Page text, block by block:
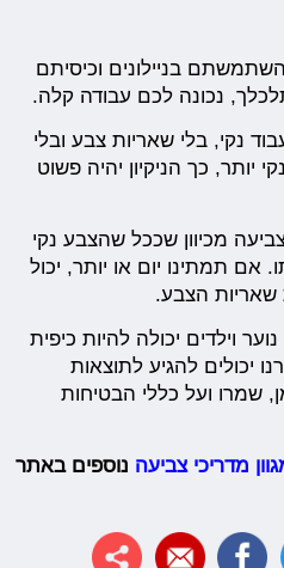
בניילונים וכיסיתם
נכונה לכם עבודה קלה.
נקי, בלי שאריות צבע ובלי
יותר, כך הניקיון יהיה פשוט
מכיוון שככל שהצבע נקי
אם תמתינו יום או יותר, יכול
שאריות הצבע.
וילדים יכולה להיות כיפית
יכולים להגיע לתוצאות
שמרו ועל כללי הבטיחות
מדריכי צביעה נוספים באתר